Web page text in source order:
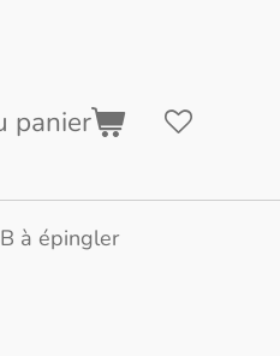
panier
à épingler